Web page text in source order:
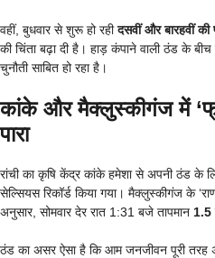
वहीं, बुधवार से शुरू हो रहीदसवीं और बारहवीं की
की चिंता बढ़ा दी है। हाड़ कंपाने वाली ठंड के
चुनौती साबित हो रहा है।
कांके और मैक्लुस्कीगंज में
पारा
रांची का कृषि केंद्र कांके हमेशा से अपनी ठंड के
सेल्सियस रिकॉर्ड किया गया। मैक्लुस्कीगंज के
अनुसार, सोमवार देर रात 1:31 बजे तापमान 1.5
ठंड का असर ऐसा है कि आम जनजीवन पूरी